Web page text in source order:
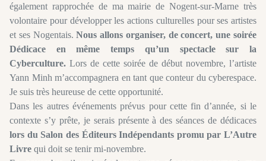
également rapprochée de ma mairie de Nogent-sur-Marne très
volontaire pour développer les actions culturelles pour ses artistes
et ses Nogentais.Nous allons organiser, de concert, une soirée
Dédicace en même temps qu’un spectacle sur la
Cyberculture. Lors de cette soirée de début novembre, l’artiste
Yann Minh m’accompagnera en tant que conteur du cyberespace.
Je suis très heureuse de cette opportunité.
Dans les autres événements prévus pour cette fin d’année, si le
contexte s’y prête, je serais présente à des séances de dédicaces
lors du Salon des Éditeurs Indépendants promu par L’Autre
Livre qui doit se tenir mi-novembre.